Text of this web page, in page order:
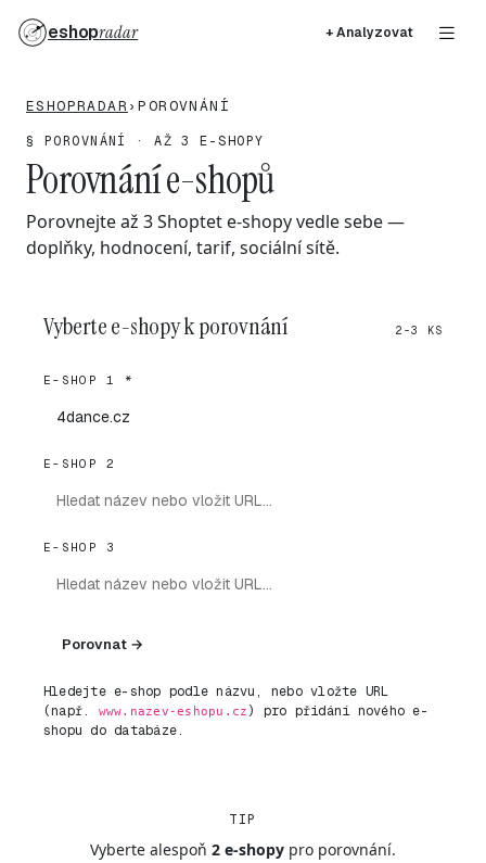
eshopradar + Analyzovat
ESHOPRADAR ›POROVNÁNÍ
§ POROVNÁNÍ · AŽ 3 E-SHOPY
Porovnání e-shopů
Porovnejte až 3 Shoptet e-shopy vedle sebe —
doplňky, hodnocení, tarif, sociální sítě.
Vyberte e-shopy k porovnání 2-3 KS
E-SHOP 1 *
E-SHOP 2
E-SHOP 3
Porovnat →
Hledejte e-shop podle názvu, nebo vložte URL
(např.
www.nazev-eshopu.cz) pro přidání nového e-
shopu do databáze.
TIP
Vyberte alespoň 2 e-shopy pro porovnání.